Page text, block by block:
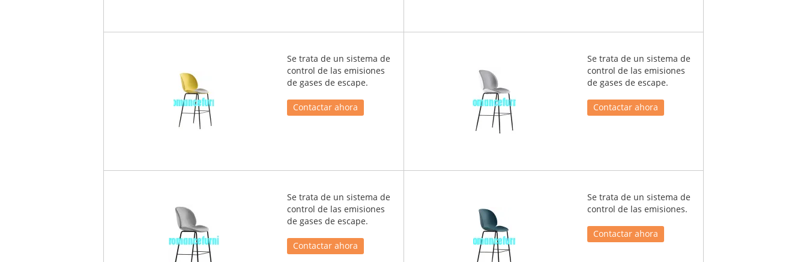
Se trata de un sistema de
control de las emisiones
de gases de escape.
Contactar ahora
Se trata de un sistema de
control de las emisiones
de gases de escape.
Contactar ahora
Se trata de un sistema de
control de las emisiones
de gases de escape.
Contactar ahora
Se trata de un sistema de
control de las emisiones.
Contactar ahora